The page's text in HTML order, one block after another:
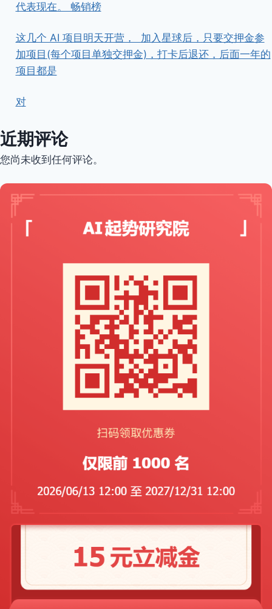
代表现在。 畅销榜
这几个 AI 项目明天开营， ​ ​加入星球后，只要交押金参
加项目(每个项目单独交押金)，打卡后退还，后面一年的
项目都是
对
近期评论
您尚未收到任何评论。